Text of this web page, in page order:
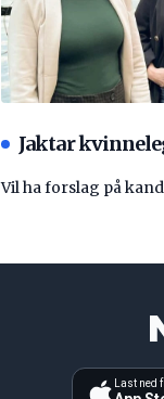
Jaktar
Vil ha forslag på
Last ned